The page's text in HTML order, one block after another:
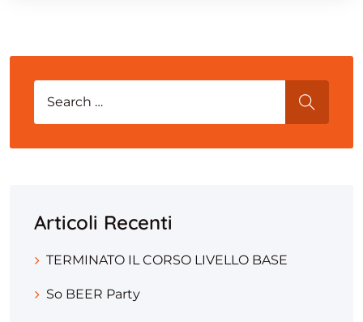
Articoli Recenti
TERMINATO IL CORSO LIVELLO BASE
So BEER Party